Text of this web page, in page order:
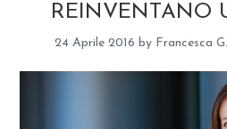
REINVENTANO
24 Aprile 2016 by Francesca G.